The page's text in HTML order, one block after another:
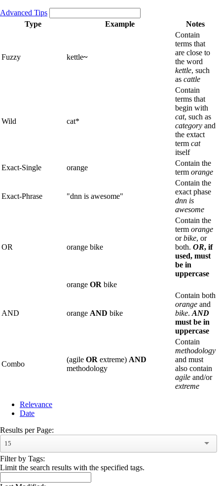
Advanced Tips
Type
Example Notes
Fuzzy kettle~
Contain
terms that
are close to
the word
kettle, such
as cattle
Wild cat*
Contain
terms that
begin with
cat, such as
category and
the extact
term cat
itself
Exact-Single
orange
Contain the
term orange
Exact-Phrase "dnn is awesome"
Contain the
exact phase
dnn is
awesome
OR orange bike
Contain the
term orange
orbike, or
both. OR, if
used, must
be in
uppercase
orange OR bike
AND orange AND bike
Contain both
orange and
bike. AND
must be in
uppercase
Combo
(agile OR extreme) AND
methodology
Contain
methodology
and must
also contain
agile and/or
extreme
Relevance
Date
Results per Page:
15
Filter by Tags:
Limit the search results with the specified tags.